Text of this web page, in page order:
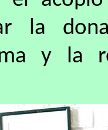
la
y la